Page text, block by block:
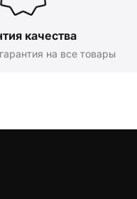
качества
на все товары